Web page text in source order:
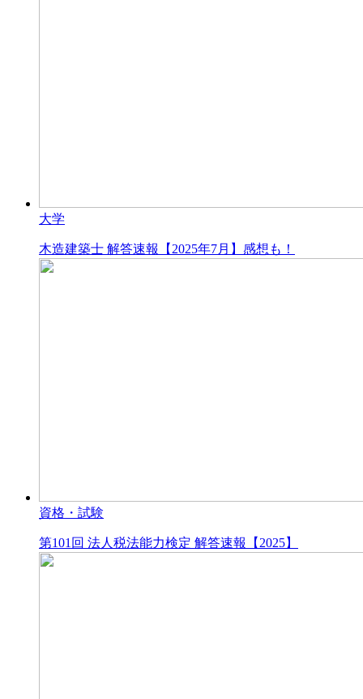
大学
木造建築士 解答速報【2025年7月】感想も！
資格・試験
第101回 法人税法能力検定 解答速報【2025】